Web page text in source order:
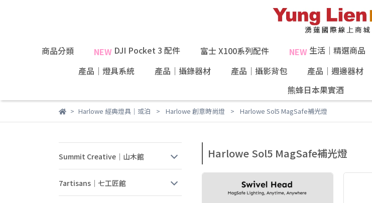
商品分類 NEW DJI Pocket 3 配件 富士 X100系列配件 NEW 生活｜精選商品
產品｜燈具系統
產品｜攝錄器材 產品｜攝影背包 產品｜週邊器材
熊蜂日本果實酒
Harlowe 經典燈具｜或泊 Harlowe 創意時尚燈 Harlowe Sol5 MagSafe補光燈
Summit Creative｜山木館
7artisans｜七工匠館
Harlowe Sol5 MagSafe補光燈